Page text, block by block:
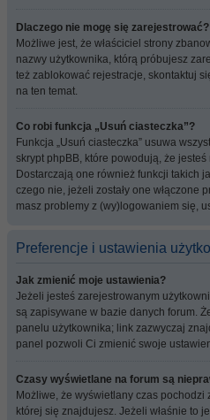
Dlaczego nie mogę się zarejestrować?
Możliwe jest, że właściciel strony
nazwy użytkownika, którą próbujesz
też zablokować rejestracje, skontaktuj
na ten temat.
Co robi funkcja „Usuń ciasteczka”?
Funkcja „Usuń ciasteczka” usuwa
skrypt phpBB, które powodują, że
Dostarczają one również funkcji takich
czego nie, jeżeli zostały one włączone
masz problemy z (wy)logowaniem się,
Preferencje i ustawienia
Jak zmienić moje ustawienia?
Jeżeli jesteś zarejestrowanym
są zapisywane w bazie danych forum.
panelu użytkownika; link zazwyczaj
panel pozwoli Ci zmienić swoje
Czasy wyświetlane na forum są
Możliwe, że wyświetlany czas pochodzi
której się znajdujesz. Jeżeli właśnie to